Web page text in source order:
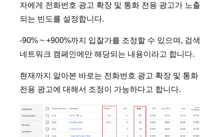
자에게 전화번호 광고 확장 및 통화 전용 광고가 노출
되는 빈도를 설정합니다.
-90% ~ +900%까지 입찰가를 조정할 수 있으며, 검색
네트워크 캠페인에만 해당되는 내용이라고 합니다.
현재까지 알아본 바로는 전화번호 광고 확장 및 통화
전용 광고에 대해서 조정이 가능하다고 합니다.